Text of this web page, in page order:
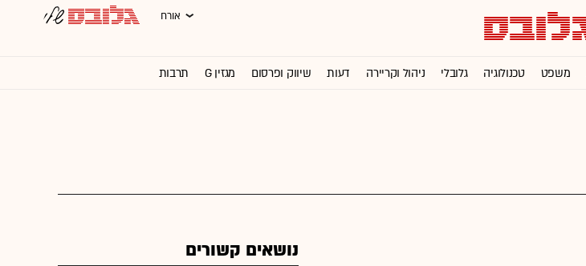
אורח
משפט טכנולוגיה גלובלי ניהול וקריירה דעות שיווק ופרסום מגזין G תרבות
נושאים קשורים